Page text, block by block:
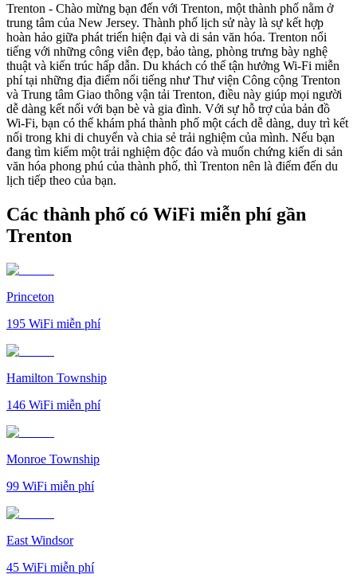
Trenton - Chào mừng bạn đến với Trenton, một thành phố nằm ở
trung tâm của New Jersey. Thành phố lịch sử này là sự kết hợp
hoàn hảo giữa phát triển hiện đại và di sản văn hóa. Trenton nổi
tiếng với những công viên đẹp, bảo tàng, phòng trưng bày nghệ
thuật và kiến trúc hấp dẫn. Du khách có thể tận hưởng Wi-Fi miễn
phí tại những địa điểm nổi tiếng như Thư viện Công cộng Trenton
và Trung tâm Giao thông vận tải Trenton, điều này giúp mọi người
dễ dàng kết nối với bạn bè và gia đình. Với sự hỗ trợ của bản đồ
Wi-Fi, bạn có thể khám phá thành phố một cách dễ dàng, duy trì kết
nối trong khi di chuyển và chia sẻ trải nghiệm của mình. Nếu bạn
đang tìm kiếm một trải nghiệm độc đáo và muốn chứng kiến di sản
văn hóa phong phú của thành phố, thì Trenton nên là điểm đến du
lịch tiếp theo của bạn.
Các thành phố có WiFi miễn phí gần
Trenton
Princeton
195 WiFi miễn phí
Hamilton Township
146 WiFi miễn phí
Monroe Township
99 WiFi miễn phí
East Windsor
45 WiFi miễn phí